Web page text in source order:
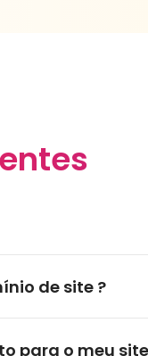
de site ?
para o meu